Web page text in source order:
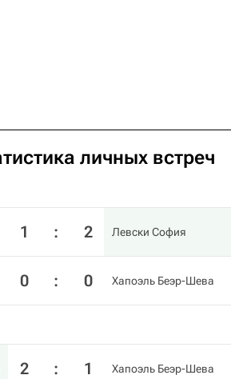
личных встреч
1 : 2 Левски София
0 : 0 Хапоэль Беэр-Шева
2 : 1 Хапоэль Беэр-Шева